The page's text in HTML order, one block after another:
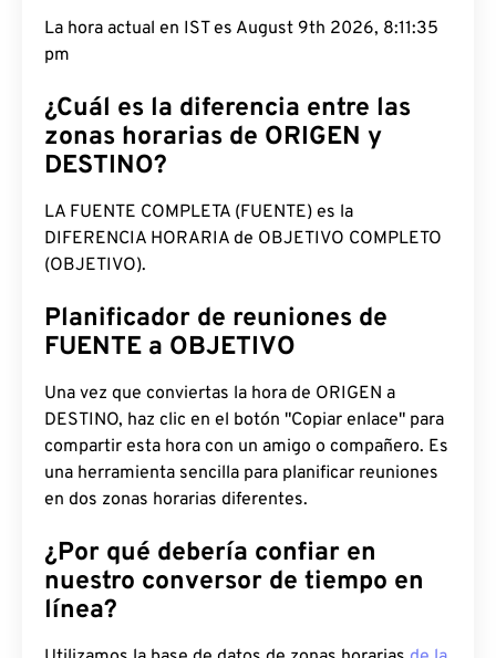
La hora actual en IST es August 9th 2026, 8:11:36
pm
¿Cuál es la diferencia entre las
zonas horarias de ORIGEN y
DESTINO?
LA FUENTE COMPLETA (FUENTE) es la
DIFERENCIA HORARIA de OBJETIVO COMPLETO
(OBJETIVO).
Planificador de reuniones de
FUENTE a OBJETIVO
Una vez que conviertas la hora de ORIGEN a
DESTINO, haz clic en el botón "Copiar enlace" para
compartir esta hora con un amigo o compañero. Es
una herramienta sencilla para planificar reuniones
en dos zonas horarias diferentes.
¿Por qué debería confiar en
nuestro conversor de tiempo en
línea?